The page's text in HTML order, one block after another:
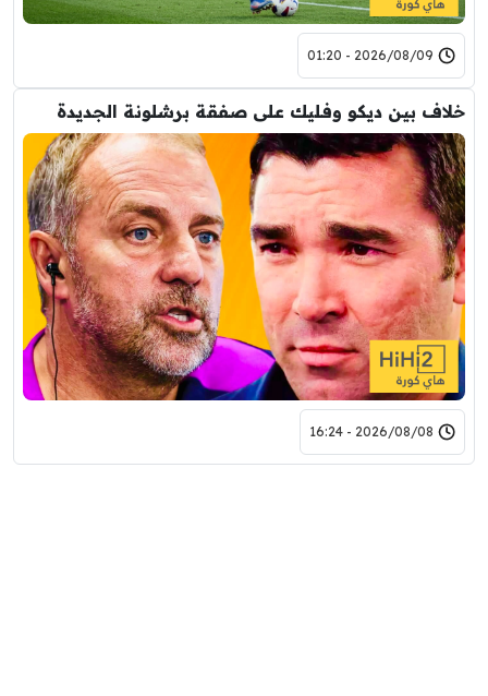
2026/08/09 - 01:20
خلاف بين ديكو وفليك على صفقة برشلونة الجديدة
2026/08/08 - 16:24